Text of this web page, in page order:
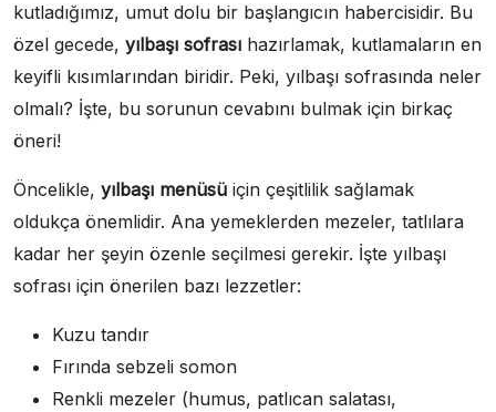
kutladığımız, umut dolu bir başlangıcın habercisidir. Bu
özel gecede, yılbaşı sofrası hazırlamak, kutlamaların en
keyifli kısımlarından biridir. Peki, yılbaşı sofrasında neler
olmalı? İşte, bu sorunun cevabını bulmak için birkaç
öneri!
Öncelikle, yılbaşı menüsü için çeşitlilik sağlamak
oldukça önemlidir. Ana yemeklerden mezeler, tatlılara
kadar her şeyin özenle seçilmesi gerekir. İşte yılbaşı
sofrası için önerilen bazı lezzetler:
Kuzu tandır
Fırında sebzeli somon
Renkli mezeler (humus, patlıcan salatası,